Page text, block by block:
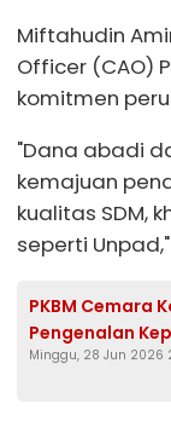
Miftahudin
Officer (CAO)
komitmen
"Dana abadi
kemajuan
kualitas SDM,
seperti
PKBM Cemara
Pengenalan
Baru
Minggu, 28 Jun 2026